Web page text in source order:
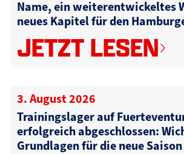
Name, ein weiterentwickeltes
neues Kapitel für den
JETZT LESEN
3. August 2026
Trainingslager auf
erfolgreich abgeschlossen:
Grundlagen für die neue